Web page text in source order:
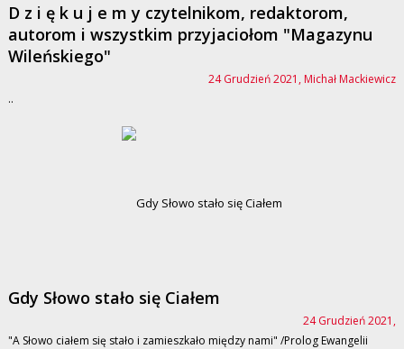
D z i ę k u j e m y czytelnikom, redaktorom,
autorom i wszystkim przyjaciołom "Magazynu
Wileńskiego"
24 Grudzień 2021, Michał Mackiewicz
..
Gdy Słowo stało się Ciałem
24 Grudzień 2021,
"A Słowo ciałem się stało i zamieszkało między nami" /Prolog Ewangelii